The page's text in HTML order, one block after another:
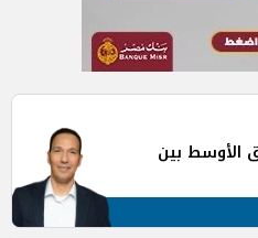
الأوسط بين